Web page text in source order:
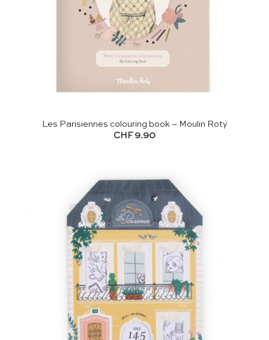
Les Parisiennes colouring book – Moulin Roty
CHF 9.90